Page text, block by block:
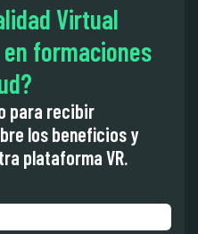
Virtual
formaciones
para recibir
los beneficios y
plataforma VR.